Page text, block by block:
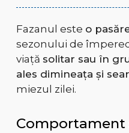
Fazanul este o
sezonului de
viață solitar sau în
ales dimineața și
miezul zilei.
Comportament